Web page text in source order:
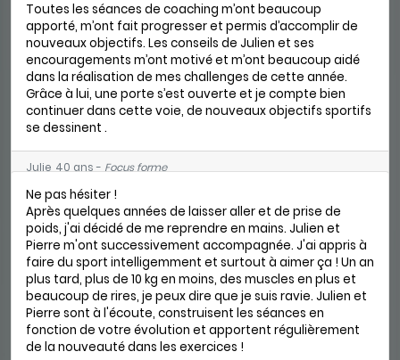
Toutes les séances de coaching m’ont beaucoup
apporté, m’ont fait progresser et permis d’accomplir de
nouveaux objectifs. Les conseils de Julien et ses
encouragements m’ont motivé et m’ont beaucoup aidé
dans la réalisation de mes challenges de cette année.
Grâce à lui, une porte s’est ouverte et je compte bien
continuer dans cette voie, de nouveaux objectifs sportifs
se dessinent .
Julie, 40 ans -Focus forme
Ne pas hésiter !
Après quelques années de laisser aller et de prise de
poids, j'ai décidé de me reprendre en mains. Julien et
Pierre m'ont successivement accompagnée. J'ai appris à
faire du sport intelligemment et surtout à aimer ça ! Un an
plus tard, plus de 10 kg en moins, des muscles en plus et
beaucoup de rires, je peux dire que je suis ravie. Julien et
Pierre sont à l'écoute, construisent les séances en
fonction de votre évolution et apportent régulièrement
de la nouveauté dans les exercices !